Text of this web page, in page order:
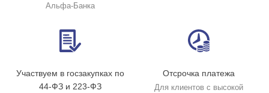
Альфа-Банка
Участвуем в госзакупках по
44-ФЗ и 223-ФЗ
Отсрочка платежа
Для клиентов с высокой